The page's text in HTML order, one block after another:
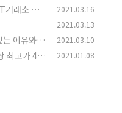
거래소 사
2021.03.16
2021.03.13
는 이유와
2021.03.10
최고가 4만
2021.01.08